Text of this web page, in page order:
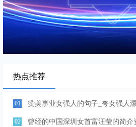
热点推荐
01 赞美事业女强人的句子_夸女强人
02 曾经的中国深圳女首富汪莹的简介